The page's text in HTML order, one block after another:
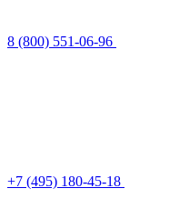
8 (800) 551-06-96
+7 (495) 180-45-18